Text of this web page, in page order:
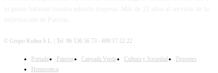
SÍGUENOS
© Grupo Kultea S.L. | Tel. 96 136 56 73 - 699 17 22 22
Portada Paterna Canyada Verda Cultura y Sociedad
Deportes
Hemeroteca